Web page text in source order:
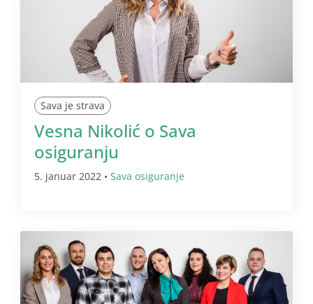
Sava je strava
Vesna Nikolić o Sava
osiguranju
5. januar 2022 • Sava osiguranje